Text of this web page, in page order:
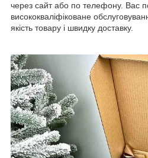
через сайт або по телефону. Вас
висококваліфіковане
якість товару і швидку доставку.